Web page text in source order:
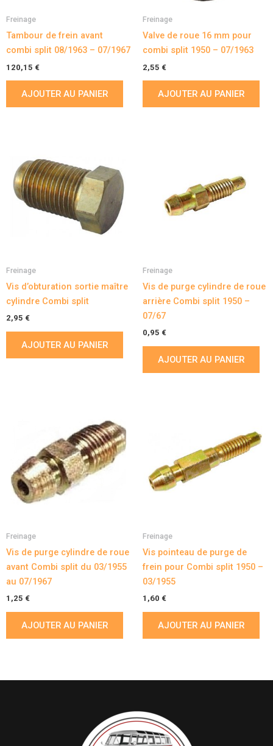
Freinage
Tambour de frein avant
combi split 08/1963 – 07/1967
120,15 €
AJOUTER AU PANIER
Freinage
Valve de roue 16 mm pour
combi split 1950 – 07/1963
2,55 €
AJOUTER AU PANIER
Freinage
Vis d’obturation sortie maître
cylindre Combi split
2,95 €
AJOUTER AU PANIER
Freinage
Vis de purge cylindre de roue
arrière Combi split 1950 –
07/67
0,95 €
AJOUTER AU PANIER
Freinage
Vis de purge cylindre de roue
avant Combi split du 03/1955
au 07/1967
1,25 €
AJOUTER AU PANIER
Freinage
Vis pointeau de purge de
frein pour Combi split 1950 –
03/1955
1,60 €
AJOUTER AU PANIER